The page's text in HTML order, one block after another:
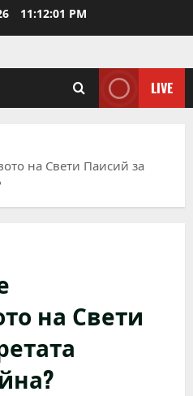
11:12:01 PM
LIVE
на Свети Паисий за
на Свети